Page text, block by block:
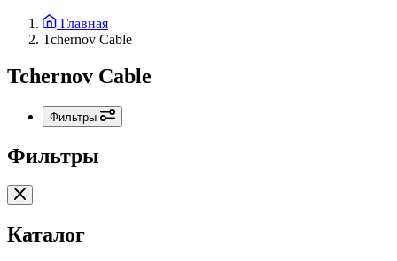
Главная
Tchernov Cable
Tchernov Cable
Фильтры
Фильтры
Каталог